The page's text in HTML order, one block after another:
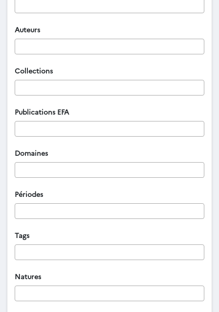
Auteurs
Collections
Publications EFA
Domaines
Périodes
Tags
Natures